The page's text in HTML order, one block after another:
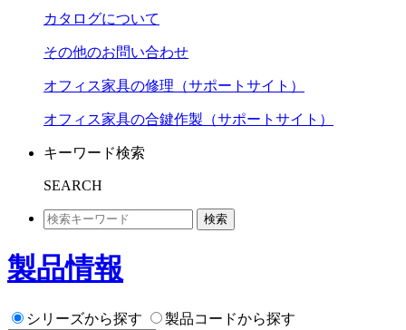
カタログについて
その他のお問い合わせ
オフィス家具の修理（サポートサイト）
オフィス家具の合鍵作製（サポートサイト）
キーワード検索
SEARCH
検索
製品情報
シリーズから探す 製品コードから探す